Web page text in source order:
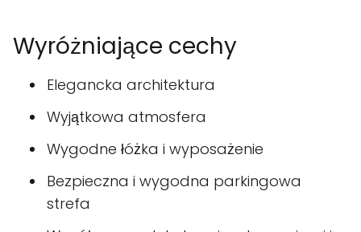
Wyróżniające cechy
Elegancka architektura
Wyjątkowa atmosfera
Wygodne łóżka i wyposażenie
Bezpieczna i wygodna parkingowa
strefa